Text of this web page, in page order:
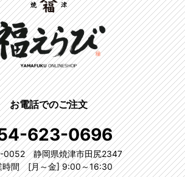
お電話でのご注文
623-0696
0052 静岡県焼津市田尻2347
時間 [月～金] 9:00～16:30